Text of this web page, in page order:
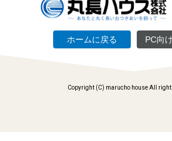
ホームに戻る PC向
Copyright (C) marucho house All